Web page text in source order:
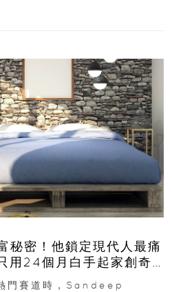
秘密！他鎖定現代人最痛
用24個月白手起家創奇
門賽道時，Sandeep